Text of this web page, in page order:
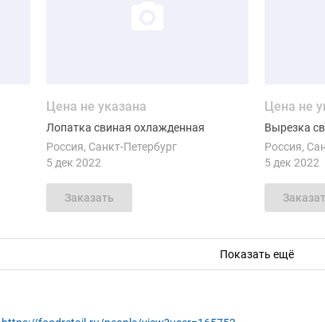
Цена не указана
Лопатка свиная охлажденная
Россия Санкт-Петербург
5 дек 2022
Заказать
Цена не
Вырезка
Россия
5 дек 2022
Смотреть объявление
Показать ещё